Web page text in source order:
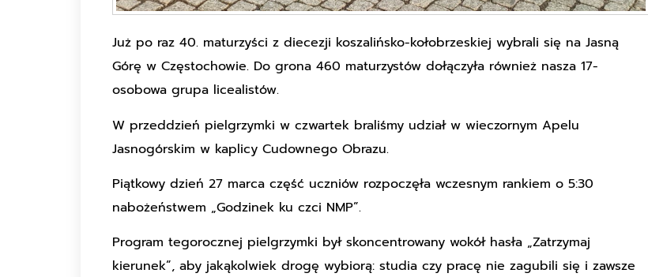
Już po raz 40. maturzyści z diecezji koszalińsko-kołobrzeskiej wybrali się na Jasną
Górę w Częstochowie. Do grona 460 maturzystów dołączyła również nasza 17-
osobowa grupa licealistów.
W przeddzień pielgrzymki w czwartek braliśmy udział w wieczornym Apelu
Jasnogórskim w kaplicy Cudownego Obrazu.
Piątkowy dzień 27 marca część uczniów rozpoczęła wczesnym rankiem o 5:30
nabożeństwem „Godzinek ku czci NMP”.
Program tegorocznej pielgrzymki był skoncentrowany wokół hasła „Zatrzymaj
kierunek”, aby jakąkolwiek drogę wybiorą: studia czy pracę nie zagubili się i zawsze